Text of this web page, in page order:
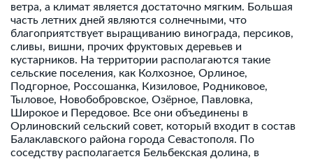
ветра, а климат является достаточно мягким. Большая
часть летних дней являются солнечными, что
благоприятствует выращиванию винограда, персиков,
сливы, вишни, прочих фруктовых деревьев и
кустарников. На территории располагаются такие
сельские поселения, как Колхозное, Орлиное,
Подгорное, Россошанка, Кизиловое, Родниковое,
Тыловое, Новобобровское, Озёрное, Павловка,
Широкое и Передовое. Все они объединены в
Орлиновский сельский совет, который входит в состав
Балаклавского района города Севастополя. По
соседству располагается Бельбекская долина, в